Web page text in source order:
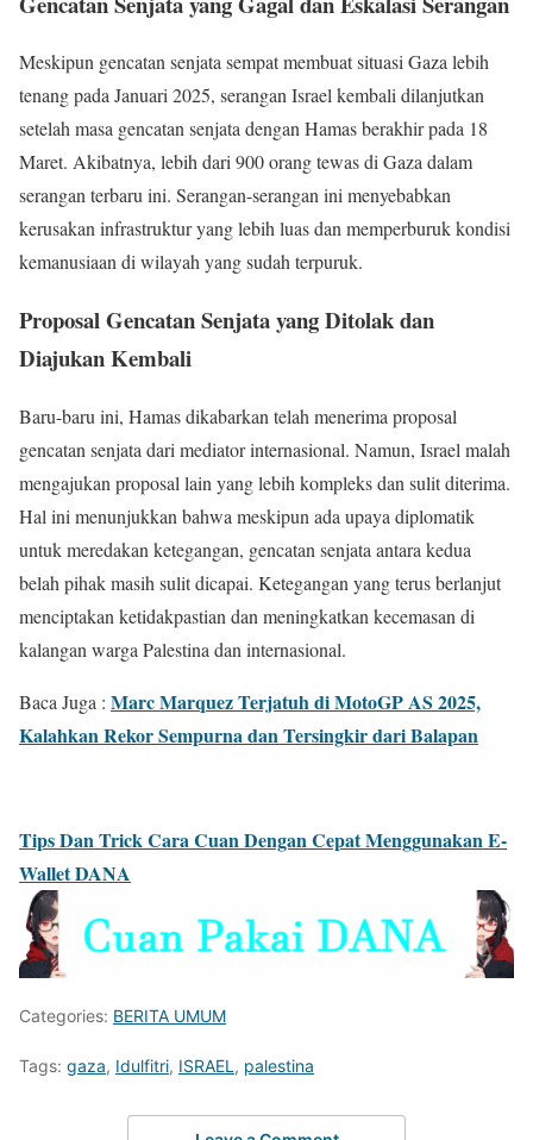
Meskipun gencatan senjata sempat membuat situasi Gaza lebih
tenang pada Januari 2025, serangan Israel kembali dilanjutkan
setelah masa gencatan senjata dengan Hamas berakhir pada 18
Maret. Akibatnya, lebih dari 900 orang tewas di Gaza dalam
serangan terbaru ini. Serangan-serangan ini menyebabkan
kerusakan infrastruktur yang lebih luas dan memperburuk kondisi
kemanusiaan di wilayah yang sudah terpuruk.
Proposal Gencatan Senjata yang Ditolak dan
Diajukan Kembali
Baru-baru ini, Hamas dikabarkan telah menerima proposal
gencatan senjata dari mediator internasional. Namun, Israel malah
mengajukan proposal lain yang lebih kompleks dan sulit diterima.
Hal ini menunjukkan bahwa meskipun ada upaya diplomatik
untuk meredakan ketegangan, gencatan senjata antara kedua
belah pihak masih sulit dicapai. Ketegangan yang terus berlanjut
menciptakan ketidakpastian dan meningkatkan kecemasan di
kalangan warga Palestina dan internasional.
Baca Juga : Marc Marquez Terjatuh di MotoGP AS 2025,
Kalahkan Rekor Sempurna dan Tersingkir dari Balapan
Tips Dan Trick Cara Cuan Dengan Cepat Menggunakan E-
Wallet DANA
Categories: BERITA UMUM
Tags: gaza, Idulfitri, ISRAEL , palestina